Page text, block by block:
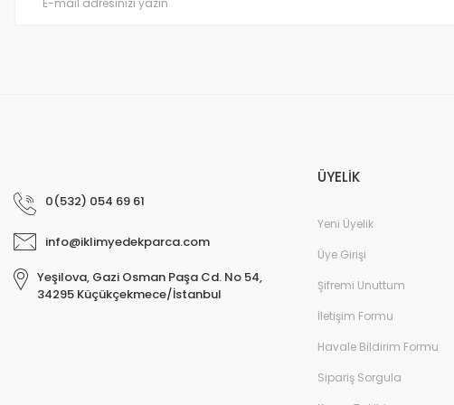
0(532) 054 69 61
info@iklimyedekparca.com
Yeşilova, Gazi Osman Paşa Cd. No 54,
34295 Küçükçekmece/İstanbul
ÜYELİK
Yeni Üyelik
Üye Girişi
Şifremi Unuttum
İletişim Formu
Havale Bildirim Formu
Sipariş Sorgula